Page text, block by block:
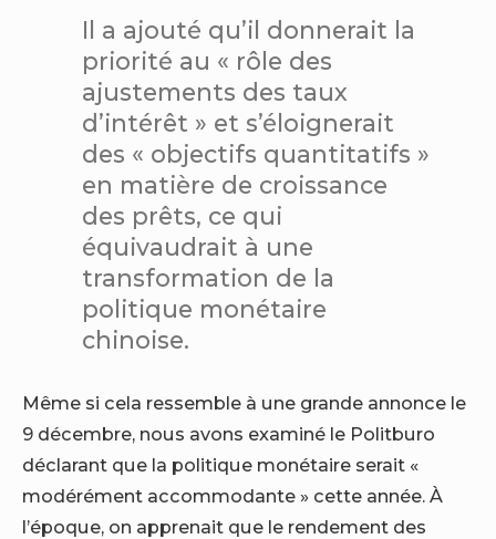
Il a ajouté qu’il donnerait la
priorité au « rôle des
ajustements des taux
d’intérêt » et s’éloignerait
des « objectifs quantitatifs »
en matière de croissance
des prêts, ce qui
équivaudrait à une
transformation de la
politique monétaire
chinoise.
Même si cela ressemble à une grande annonce le
9 décembre, nous avons examiné le Politburo
déclarant que la politique monétaire serait «
modérément accommodante » cette année. À
l’époque, on apprenait que le rendement des